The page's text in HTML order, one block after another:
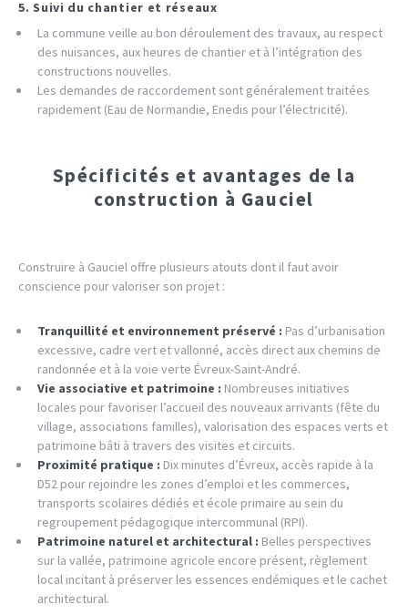
5. Suivi du chantier et réseaux
La commune veille au bon déroulement des travaux, au respect
des nuisances, aux heures de chantier et à l’intégration des
constructions nouvelles.
Les demandes de raccordement sont généralement traitées
rapidement (Eau de Normandie, Enedis pour l’électricité).
Spécificités et avantages de la
construction à Gauciel
Construire à Gauciel offre plusieurs atouts dont il faut avoir
conscience pour valoriser son projet :
Tranquillité et environnement préservé : Pas d’urbanisation
excessive, cadre vert et vallonné, accès direct aux chemins de
randonnée et à la voie verte Évreux-Saint-André.
Vie associative et patrimoine : Nombreuses initiatives
locales pour favoriser l’accueil des nouveaux arrivants (fête du
village, associations familles), valorisation des espaces verts et
patrimoine bâti à travers des visites et circuits.
Proximité pratique : Dix minutes d’Évreux, accès rapide à la
D52 pour rejoindre les zones d’emploi et les commerces,
transports scolaires dédiés et école primaire au sein du
regroupement pédagogique intercommunal (RPI).
Patrimoine naturel et architectural : Belles perspectives
sur la vallée, patrimoine agricole encore présent, règlement
local incitant à préserver les essences endémiques et le cachet
architectural.